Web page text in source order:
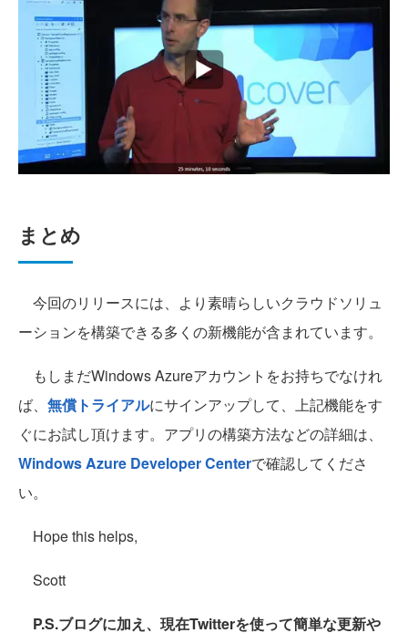
まとめ
今回のリリースには、より素晴らしいクラウドソリュ
ーションを構築できる多くの新機能が含まれています。
もしまだWindows Azureアカウントをお持ちでなけれ
ば、 無償トライアルにサインアップして、上記機能をす
ぐにお試し頂けます。アプリの構築方法などの詳細は、
Windows Azure Developer Centerで確認してくださ
い。
Hope this helps,
Scott
P.S.ブログに加え、現在Twitterを使って簡単な更新や